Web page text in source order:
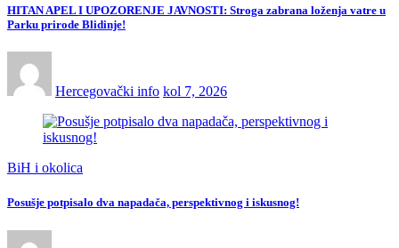
HITAN APEL I UPOZORENJE JAVNOSTI: Stroga zabrana loženja vatre u
Parku prirode Blidinje!
Hercegovački info kol 7, 2026
BiH i okolica
Posušje potpisalo dva napadača, perspektivnog i iskusnog!